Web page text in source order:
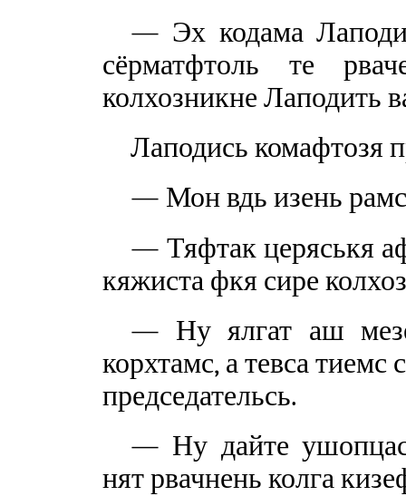
— Эх кодама
сёрматфтоль те
колхозникне Лаподить
Лаподись комафтозя
— Мон вдь изень
— Тяфтак церяськя
кяжиста фкя сире
— Ну ялгат аш
корхтамс, а тевса
председательсь.
— Ну дайте
нят рвачнень колга